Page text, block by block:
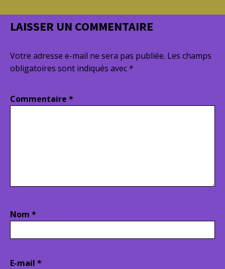
LAISSER UN COMMENTAIRE
Votre adresse e-mail ne sera pas publiée. Les champs
obligatoires sont indiqués avec*
Commentaire *
Nom *
E-mail *